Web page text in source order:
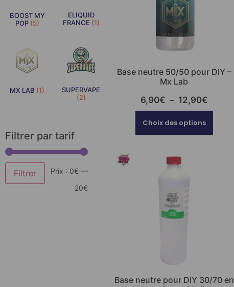
BOOST MY
POP (5)
ELIQUID
FRANCE (1)
MX LAB (1)
SUPERVAPE
(2)
Filtrer par tarif
Filtrer Prix : 0€ —
20€
Base neutre 50/50 pour DIY –
Mx Lab
6,90€ – 12,90€
Choix des options
Base neutre pour DIY 30/70 en